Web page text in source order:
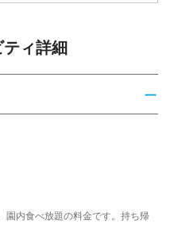
ィ詳細
園内食べ放題の料金です。持ち帰